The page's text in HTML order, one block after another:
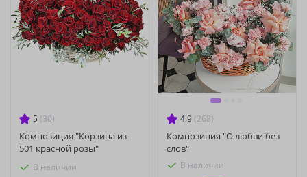
5 (30)
Композиция "Корзина из
501 красной розы"
В наличии
4.9 (268)
Композиция "О любви без
слов"
В наличии